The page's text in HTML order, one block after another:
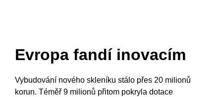
Evropa fandí inovacím
Vybudování nového skleníku stálo přes 20 milionů
korun. Téměř 9 milionů přitom pokryla dotace